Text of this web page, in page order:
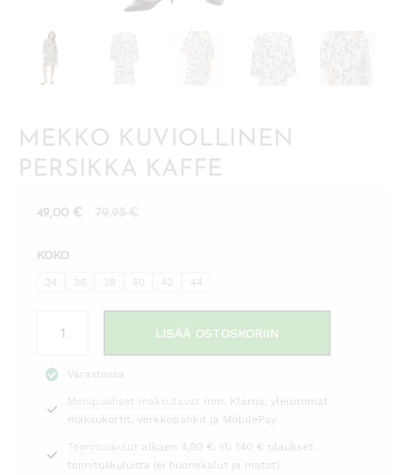
MEKKO KUVIOLLINEN
PERSIKKA KAFFE
49,00 €
49,00 €.79,95 €.
KOKO
34 36 38 40 42 44
kuviollinen
Kaffe
määrä
LISÄÄ OSTOSKORIIN
Varastossa
Monipuoliset maksutavat mm. Klarna, yleisimmät
maksukortit, verkkopankit ja MobilePay
Toimituskulut alkaen 4,90 €. Yli 140 € tilaukset
toimituskuluitta (ei huonekalut ja matot)